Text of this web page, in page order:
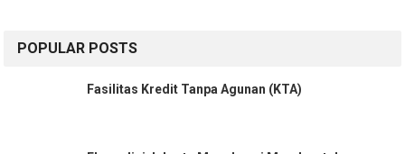
POPULAR POSTS
Fasilitas Kredit Tanpa Agunan (KTA)